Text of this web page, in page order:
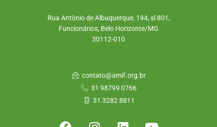
Rua Antônio de Albuquerque, 194, sl 801,
Funcionários, Belo Horizonte/MG
30112-010
contato@amif.org.br
31 98799 0766
31 3282 8811